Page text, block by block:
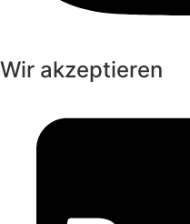
Wir akzeptieren